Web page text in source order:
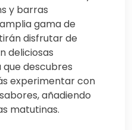
y barras
gama de
disfrutar de
deliciosas
que descubres
experimentar con
añadiendo
matutinas.